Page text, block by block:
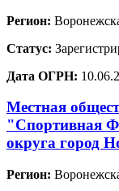
Регион:
Статус:
Дата ОГРН:
Местная
"Спортивная
округа город
Регион: